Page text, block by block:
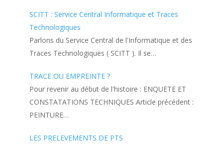
SCITT : Service Central Informatique et Traces
Technologiques
Parlons du Service Central de l'Informatique et des
Traces Technologiques ( SCITT ). Il se…
TRACE OU EMPREINTE ?
Pour revenir au début de l'histoire : ENQUETE ET
CONSTATATIONS TECHNIQUES Article précédent :
PEINTURE…
LES PRELEVEMENTS DE PTS